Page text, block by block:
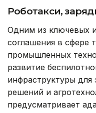
Роботакси,
Одним из ключевых
соглашения в сфере
промышленных
развитие
инфраструктуры для
решений и
предусматривает